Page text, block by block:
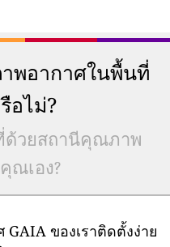
พอากาศในพื้นที่
อไม่?
ด้วยสถานีคุณภาพ
ณเอง?
ของเราติดตั้งง่าย